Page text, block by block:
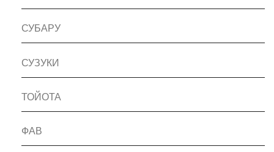
СУБАРУ
СУЗУКИ
ТОЙОТА
ФАВ